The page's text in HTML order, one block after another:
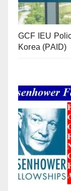
GCF IEU
Korea (PAID)